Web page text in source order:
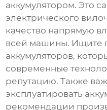
аккумулятором. Это
электрического
качество напрямую
всей машины. Ищите
аккумуляторов,
современные
репутацию. Также
эксплуатировать
рекомендации